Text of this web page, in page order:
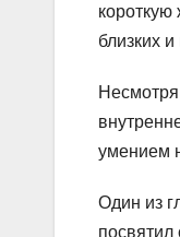
короткую
близких
умением
Один из